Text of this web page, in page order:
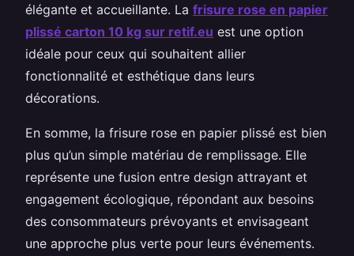
élégante et accueillante. La frisure rose en papier
plissé carton 10 kg sur retif.eu est une option
idéale pour ceux qui souhaitent allier
fonctionnalité et esthétique dans leurs
décorations.
En somme, la frisure rose en papier plissé est bien
plus qu’un simple matériau de remplissage. Elle
représente une fusion entre design attrayant et
engagement écologique, répondant aux besoins
des consommateurs prévoyants et envisageant
une approche plus verte pour leurs événements.